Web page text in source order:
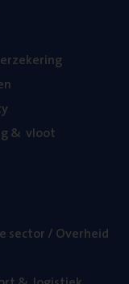
& vloot
sec­tor / Overheid